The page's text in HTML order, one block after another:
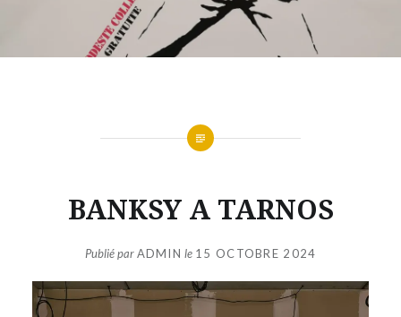
BANKSY A TARNOS
Publié parADMIN le 15 OCTOBRE 2024